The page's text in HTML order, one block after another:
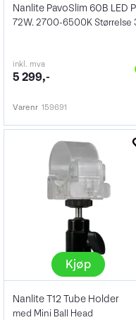
inkl. mva
5 299,-
Varenr 159691
Kjøp
Nanlite T12 Tube Holder
med Mini Ball Head